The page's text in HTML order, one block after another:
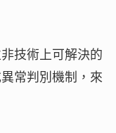
技術上可解決的
常判別機制，來